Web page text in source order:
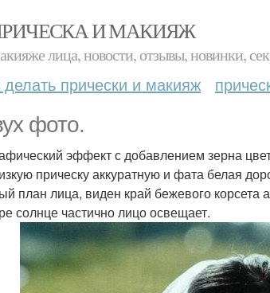
И МАКИЯЖ
лица, новости, отзывы, новинки,
делать прически и макияж
фото.
эффект с добавлением зерна
прическу аккуратную и фата белая
план лица, виден край бежевого корсета
солнце частично лицо освещает.